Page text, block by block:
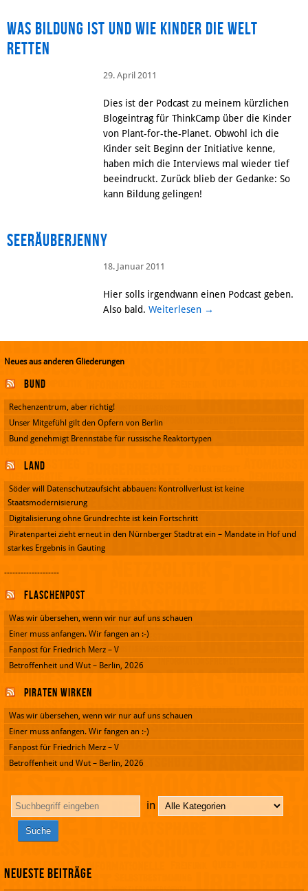
Was Bildung ist und wie Kinder die Welt
retten
29. April 2011
Dies ist der Podcast zu meinem kürzlichen
Blogeintrag für ThinkCamp über die Kinder
von Plant-for-the-Planet. Obwohl ich die
Kinder seit Beginn der Initiative kenne,
haben mich die Interviews mal wieder tief
beeindruckt. Zurück blieb der Gedanke: So
kann Bildung gelingen!
Seeräuberjenny
18. Januar 2011
Hier solls irgendwann einen Podcast geben.
Also bald. Weiterlesen →
Neues aus anderen Gliederungen
Bund
Rechenzentrum, aber richtig!
Unser Mitgefühl gilt den Opfern von Berlin
Bund genehmigt Brennstäbe für russische Reaktortypen
Land
Söder will Datenschutzaufsicht abbauen: Kontrollverlust ist keine
Staatsmodernisierung
Digitalisierung ohne Grundrechte ist kein Fortschritt
Piratenpartei zieht erneut in den Nürnberger Stadtrat ein – Mandate in Hof und
starkes Ergebnis in Gauting
--------------------
Flaschenpost
Was wir übersehen, wenn wir nur auf uns schauen
Einer muss anfangen. Wir fangen an :-)
Fanpost für Friedrich Merz – V
Betroffenheit und Wut – Berlin, 2026
Piraten wirken
Was wir übersehen, wenn wir nur auf uns schauen
Einer muss anfangen. Wir fangen an :-)
Fanpost für Friedrich Merz – V
Betroffenheit und Wut – Berlin, 2026
in
Neueste Beiträge